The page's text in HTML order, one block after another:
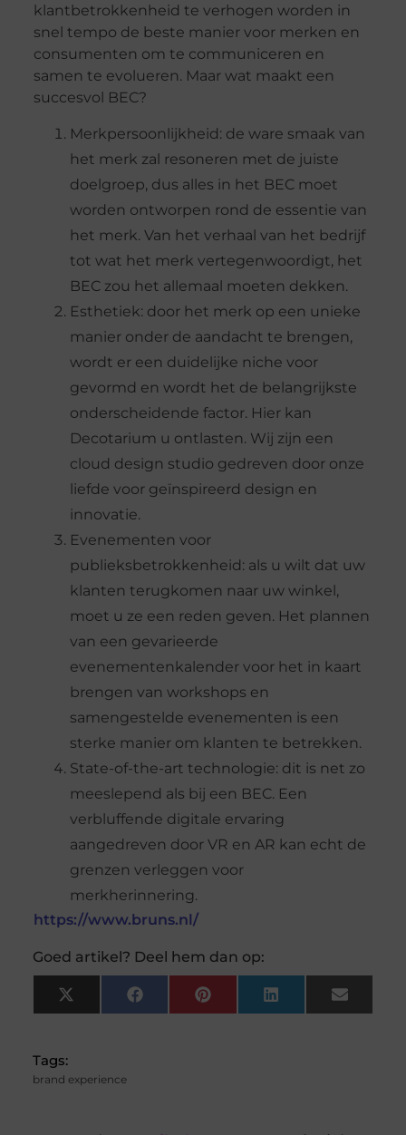
klantbetrokkenheid te verhogen worden in
snel tempo de beste manier voor merken en
consumenten om te communiceren en
samen te evolueren. Maar wat maakt een
succesvol BEC?
Merkpersoonlijkheid: de ware smaak van
het merk zal resoneren met de juiste
doelgroep, dus alles in het BEC moet
worden ontworpen rond de essentie van
het merk. Van het verhaal van het bedrijf
tot wat het merk vertegenwoordigt, het
BEC zou het allemaal moeten dekken.
Esthetiek: door het merk op een unieke
manier onder de aandacht te brengen,
wordt er een duidelijke niche voor
gevormd en wordt het de belangrijkste
onderscheidende factor. Hier kan
Decotarium u ontlasten. Wij zijn een
cloud design studio gedreven door onze
liefde voor geïnspireerd design en
innovatie.
Evenementen voor
publieksbetrokkenheid: als u wilt dat uw
klanten terugkomen naar uw winkel,
moet u ze een reden geven. Het plannen
van een gevarieerde
evenementenkalender voor het in kaart
brengen van workshops en
samengestelde evenementen is een
sterke manier om klanten te betrekken.
State-of-the-art technologie: dit is net zo
meeslepend als bij een BEC. Een
verbluffende digitale ervaring
aangedreven door VR en AR kan echt de
grenzen verleggen voor
merkherinnering.
https://www.bruns.nl/
Goed artikel? Deel hem dan op:
X
(Twitter)
FacebookPinterest LinkedIn Email
Tags:
brand experience